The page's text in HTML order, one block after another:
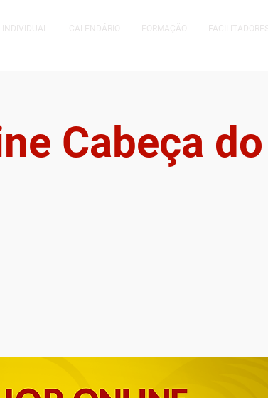
INDIVIDUAL CALENDÁRIO FORMAÇÃO FACILITADORES
Cabeça do